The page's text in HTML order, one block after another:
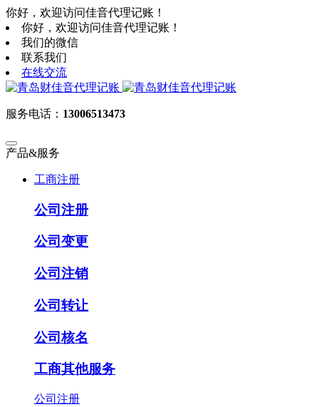
你好，欢迎访问佳音代理记账！
你好，欢迎访问佳音代理记账！
我们的微信
联系我们
在线交流
服务电话： 13006513473
产品&服务
工商注册
公司注册
公司变更
公司注销
公司转让
公司核名
工商其他服务
公司注册